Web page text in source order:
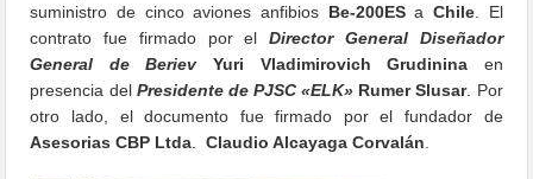
suministro de cinco aviones anfibios Be-200ESa Chile. El
contrato fue firmado por el Director General Diseñador
General de Beriev
Yuri Vladimirovich Grudinina en
presencia del Presidente de PJSC «ELK» Rumer Slusar. Por
otro lado, el documento fue firmado por el fundador de
Asesorias CBP Ltda .Claudio Alcayaga Corvalán